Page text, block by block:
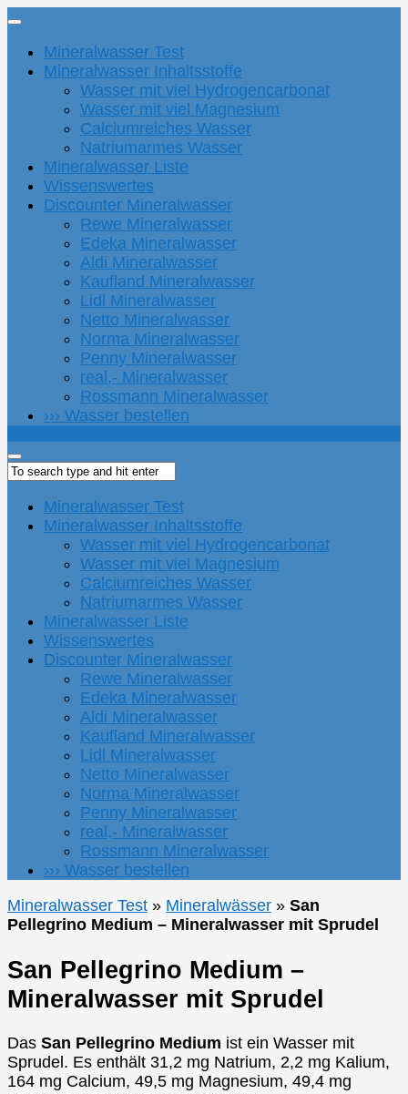
Mineralwasser Test
Mineralwasser Inhaltsstoffe
Wasser mit viel Hydrogencarbonat
Wasser mit viel Magnesium
Calciumreiches Wasser
Natriumarmes Wasser
Mineralwasser Liste
Wissenswertes
Discounter Mineralwasser
Rewe Mineralwasser
Edeka Mineralwasser
Aldi Mineralwasser
Kaufland Mineralwasser
Lidl Mineralwasser
Netto Mineralwasser
Norma Mineralwasser
Penny Mineralwasser
real,- Mineralwasser
Rossmann Mineralwasser
››› Wasser bestellen
Mineralwasser Test
Mineralwasser Inhaltsstoffe
Wasser mit viel Hydrogencarbonat
Wasser mit viel Magnesium
Calciumreiches Wasser
Natriumarmes Wasser
Mineralwasser Liste
Wissenswertes
Discounter Mineralwasser
Rewe Mineralwasser
Edeka Mineralwasser
Aldi Mineralwasser
Kaufland Mineralwasser
Lidl Mineralwasser
Netto Mineralwasser
Norma Mineralwasser
Penny Mineralwasser
real,- Mineralwasser
Rossmann Mineralwasser
››› Wasser bestellen
Mineralwasser Test » Mineralwässer » San
Pellegrino Medium – Mineralwasser mit Sprudel
San Pellegrino Medium –
Mineralwasser mit Sprudel
Das San Pellegrino Medium ist ein Wasser mit
Sprudel. Es enthält 31,2 mg Natrium, 2,2 mg Kalium,
164 mg Calcium, 49,5 mg Magnesium, 49,4 mg